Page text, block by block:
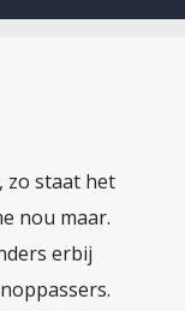
zo staat het
nou maar.
erbij